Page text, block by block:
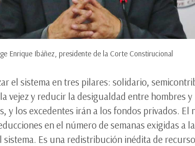
Enrique Ibáñez, presidente de la Corte Constirucional
el sistema en tres pilares: solidario,
vejez y reducir la desigualdad entre hombres y
y los excedentes irán a los fondos privados.
en el número de semanas exigidas a
Es una redistribución inédita de